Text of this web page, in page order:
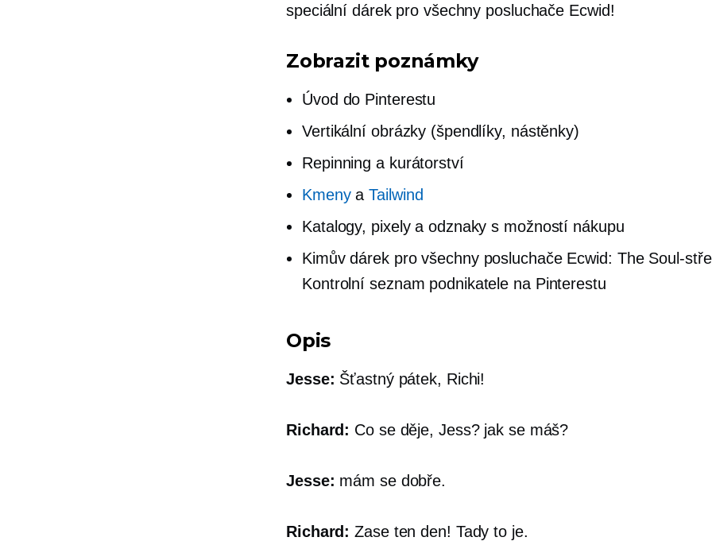
speciální dárek pro všechny posluchače Ecwid!
Zobrazit poznámky
Úvod do Pinterestu
Vertikální obrázky (špendlíky, nástěnky)
Repinning a kurátorství
KmenyaTailwind
Katalogy, pixely a odznaky s možností nákupu
Kimův dárek pro všechny posluchače Ecwid: The Soul-
Kontrolní seznam podnikatele na Pinterestu
Opis
Jesse: Šťastný pátek, Richi!
Richard: Co se děje, Jess? jak se máš?
Jesse: mám se dobře.
Richard: Zase ten den! Tady to je.